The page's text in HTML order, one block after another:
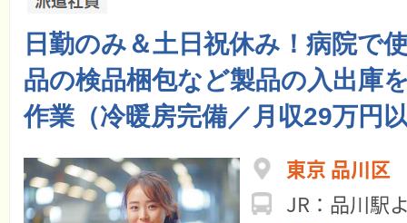
日勤のみ＆土日祝休み！病院で
品の検品梱包など製品の入出庫
作業（冷暖房完備／月収29万円
東京 品川区
JR：品川駅